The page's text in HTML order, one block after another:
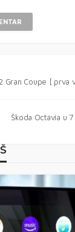
Gran Coupe [ prva
Škoda Octavia u